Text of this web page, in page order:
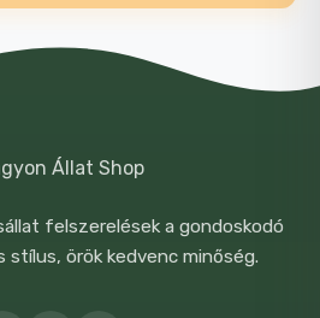
felszerelések a gondoskodó
stílus, örök kedvenc minőség.